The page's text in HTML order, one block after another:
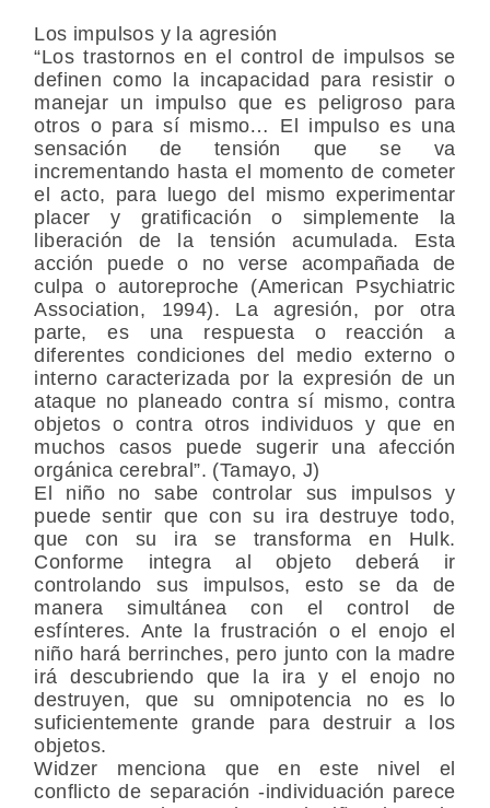
Los impulsos y la agresión
“Los trastornos en el control de impulsos se
definen como la incapacidad para resistir o
manejar un impulso que es peligroso para
otros o para sí mismo… El impulso es una
sensación de tensión que se va
incrementando hasta el momento de cometer
el acto, para luego del mismo experimentar
placer y gratificación o simplemente la
liberación de la tensión acumulada. Esta
acción puede o no verse acompañada de
culpa o autoreproche (American Psychiatric
Association, 1994). La agresión, por otra
parte, es una respuesta o reacción a
diferentes condiciones del medio externo o
interno caracterizada por la expresión de un
ataque no planeado contra sí mismo, contra
objetos o contra otros individuos y que en
muchos casos puede sugerir una afección
orgánica cerebral”. (Tamayo, J)
El niño no sabe controlar sus impulsos y
puede sentir que con su ira destruye todo,
que con su ira se transforma en Hulk.
Conforme integra al objeto deberá ir
controlando sus impulsos, esto se da de
manera simultánea con el control de
esfínteres. Ante la frustración o el enojo el
niño hará berrinches, pero junto con la madre
irá descubriendo que la ira y el enojo no
destruyen, que su omnipotencia no es lo
suficientemente grande para destruir a los
objetos.
Widzer menciona que en este nivel el
conflicto de separación -individuación parece